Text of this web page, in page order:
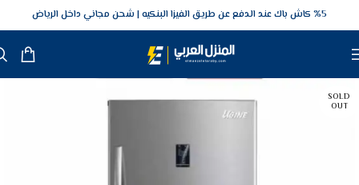
5‎% كاش باك عند الدفع عن طريق الفيزا البنكيه شحن مجاني داخل الرياض
SOLD
OUT